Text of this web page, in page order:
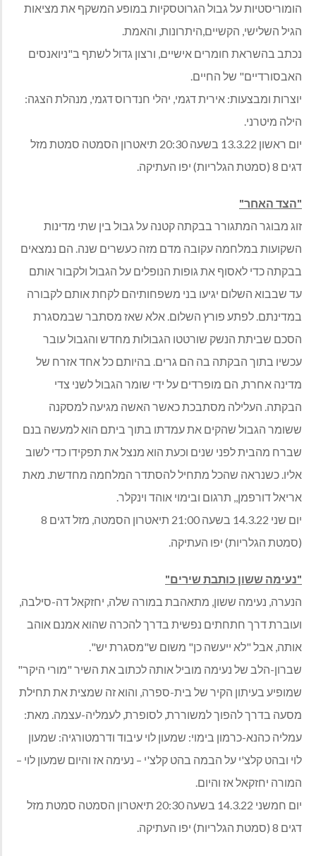
הומוריסטיות על גבול הגרוטסקיות במופע המשקף את מציאות
הגיל השלישי, הקשיים,היתרונות, והאמת.
נכתב בהשראת חומרים אישיים, ורצון גדול לשתף ב"ניואנסים
האבסורדיים" של החיים.
יוצרות ומבצעות: אירית דגמי, יהלי חנדרוס דגמי, מנהלת הצגה:
הילה מיטרני.
יום ראשון 13.3.22 בשעה 20:30 תיאטרון הסמטה סמטת מזל
דגים 8 (סמטת הגלריות) יפו העתיקה.
"הצד האחר"
זוג מבוגר המתגורר בבקתה קטנה על גבול בין שתי מדינות
השקועות במלחמה עקובה מדם מזה כעשרים שנה. הם נמצאים
בבקתה כדי לאסוף את גופות הנופלים על הגבול ולקבור אותם
עד שבבוא השלום יגיעו בני משפחותיהם לקחת אותם לקבורה
במדינתם. לפתע פורץ השלום. אלא שאז מסתבר שבמסגרת
הסכם שביתת הנשק שורטטו הגבולות מחדש והגבול עובר
עכשיו בתוך הבקתה בה הם גרים. בהיותם כל אחד אזרח של
מדינה אחרת, הם מופרדים על ידי שומר הגבול לשני צדי
הבקתה. העלילה מסתבכת כאשר האשה מגיעה למסקנה
ששומר הגבול שהקים את עמדתו בתוך ביתם הוא למעשה בנם
שברח מהבית לפני שנים וכעת הוא מנצל את תפקידו כדי לשוב
אליו. כשנראה שהכל מתחיל להסתדר המלחמה מחדשת. מאת
אריאל דורפמן,, תרגום ובימוי אוהד וינקלר.
יום שני 14.3.22 בשעה 21:00 תיאטרון הסמטה, מזל דגים 8
(סמטת הגלריות) יפו העתיקה.
"נעימה ששון כותבת שירים"
הנערה, נעימה ששון, מתאהבת במורה שלה, יחזקאל דה-סילבה,
ועוברת דרך חתחתים נפשית בדרך להכרה שהוא אמנם אוהב
אותה, אבל "לא ייעשה כן" משום ש"מסגרת יש".
שברון-הלב של נעימה מוביל אותה לכתוב את השיר "מורי היקר"
שמופיע בעיתון הקיר של בית-ספרה, והוא זה שמצית את תחילת
מסעה בדרך להפוך למשוררת, לסופרת, לעמליה-עצמה. מאת:
עמליה כהנא-כרמון בימוי: שמעון לוי עיבוד ודרמטורגיה: שמעון
לוי ובהט קלצ'י על הבמה בהט קלצ'י – נעימה אז והיום שמעון לוי –
המורה יחזקאל אז והיום.
יום חמשני 14.3.22 בשעה 20:30 תיאטרון הסמטה סמטת מזל
דגים 8 (סמטת הגלריות) יפו העתיקה.